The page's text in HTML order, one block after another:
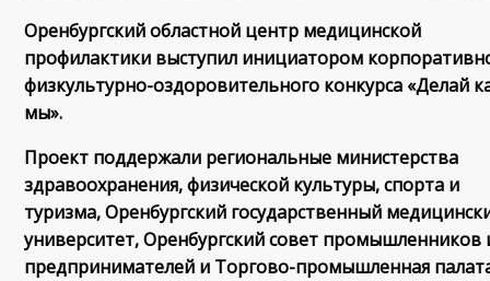
Оренбургский областной центр медицинской
профилактики выступил инициатором
физкультурно-оздоровительного конкурса «Делай
мы».
Проект поддержали региональные министерства
здравоохранения, физической культуры, спорта и
туризма, Оренбургский государственный
университет, Оренбургский совет промышленников
предпринимателей и Торгово-промышленная